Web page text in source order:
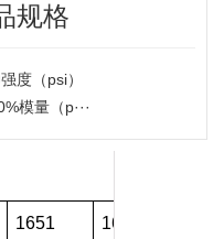
规格
度（psi）
模量（p···
1651 1652